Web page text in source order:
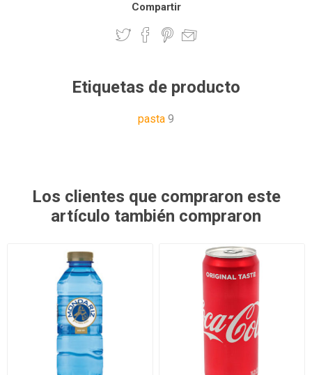
Compartir
Etiquetas de producto
pasta 9
Los clientes que compraron este
artículo también compraron